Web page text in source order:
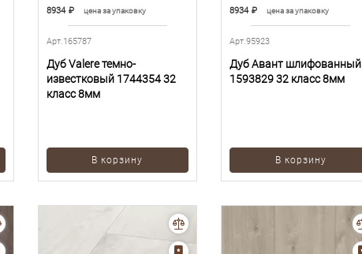
8934 ₽ цена за упаковку
Арт.165787
Дуб Valere темно-
известковый 1744354 32
класс 8мм
В корзину
8934 ₽ цена за упаковку
Арт.95923
Дуб Авант шлифованный
1593829 32 класс 8мм
В корзину